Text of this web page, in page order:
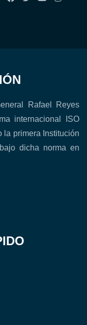
Rafael Reyes
internacional ISO
la primera Institución
dicha norma en